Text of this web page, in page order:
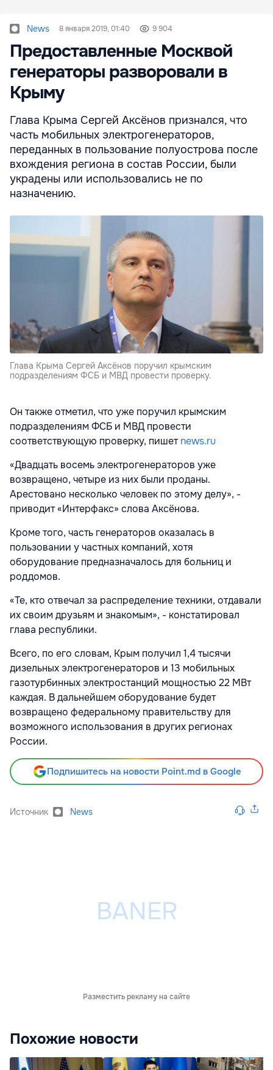
News 8 января 2019, 01:40 9 904
Предоставленные Москвой
генераторы разворовали в
Крыму
Глава Крыма Сергей Аксёнов признался, что
часть мобильных электрогенераторов,
переданных в пользование полуострова после
вхождения региона в состав России, были
украдены или использовались не по
назначению.
Глава Крыма Сергей Аксёнов поручил крымским
подразделениям ФСБ и МВД провести проверку.
Он также отметил, что уже поручил крымским
подразделениям ФСБ и МВД провести
соответствующую проверку, пишетnews.ru
«Двадцать восемь электрогенераторов уже
возвращено, четыре из них были проданы.
Арестовано несколько человек по этому делу», -
приводит «Интерфакс» слова Аксёнова.
Кроме того, часть генераторов оказалась в
пользовании у частных компаний, хотя
оборудование предназначалось для больниц и
роддомов.
«Те, кто отвечал за распределение техники, отдавали
их своим друзьям и знакомым», - констатировал
глава республики.
Всего, по его словам, Крым получил 1,4 тысячи
дизельных электрогенераторов и 13 мобильных
газотурбинных электростанций мощностью 22 МВт
каждая. В дальнейшем оборудование будет
возвращено федеральному правительству для
возможного использования в других регионах
России.
Подпишитесь на новости Point.md в Google
Источник News
Разместить рекламу на сайте
Похожие новости